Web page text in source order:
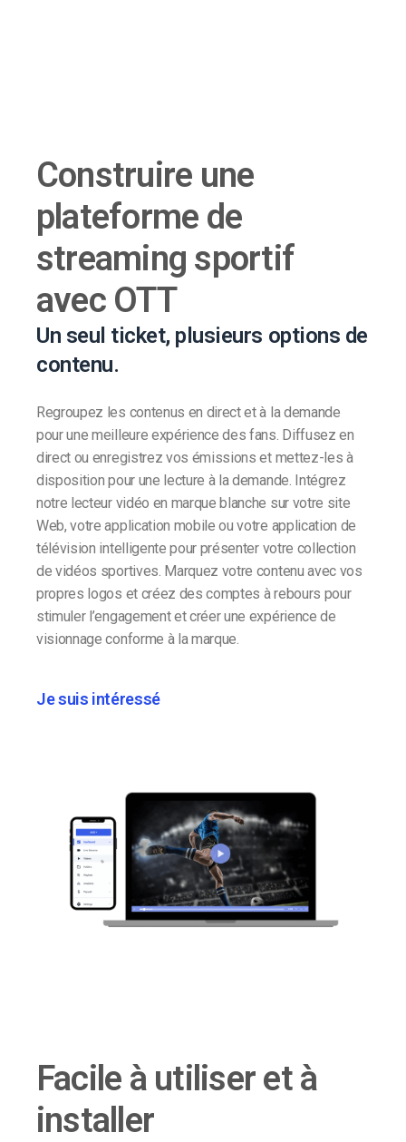
Construire une
plateforme de
streaming sportif
avec OTT
Un seul ticket, plusieurs options de
contenu.
Regroupez les contenus en direct et à la demande
pour une meilleure expérience des fans. Diffusez en
direct ou enregistrez vos émissions et mettez-les à
disposition pour une lecture à la demande. Intégrez
notre lecteur vidéo en marque blanche sur votre site
Web, votre application mobile ou votre application de
télévision intelligente pour présenter votre collection
de vidéos sportives. Marquez votre contenu avec vos
propres logos et créez des comptes à rebours pour
stimuler l’engagement et créer une expérience de
visionnage conforme à la marque.
Je suis intéressé
Facile à utiliser et à
installer